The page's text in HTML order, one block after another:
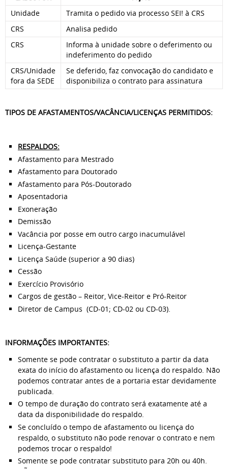
Unidade
Tramita o pedido via processo SEI! à CRS
CRS
Analisa pedido
CRS
Informa à unidade sobre o deferimento ou
indeferimento do pedido
CRS/Unidade
fora da SEDE
Se deferido, faz convocação do candidato e
disponibiliza o contrato para assinatura
TIPOS DE AFASTAMENTOS/VACÂNCIA/LICENÇAS PERMITIDOS:
RESPALDOS:
Afastamento para Mestrado
Afastamento para Doutorado
Afastamento para Pós-Doutorado
Aposentadoria
Exoneração
Demissão
Vacância por posse em outro cargo inacumulável
Licença-Gestante
Licença Saúde (superior a 90 dias)
Cessão
Exercício Provisório
Cargos de gestão – Reitor, Vice-Reitor e Pró-Reitor
Diretor de Campus (CD-01; CD-02 ou CD-03).
INFORMAÇÕES IMPORTANTES:
Somente se pode contratar o substituto a partir da data
exata do início do afastamento ou licença do respaldo. Não
podemos contratar antes de a portaria estar devidamente
publicada.
O tempo de duração do contrato será exatamente até a
data da disponibilidade do respaldo.
Se concluído o tempo de afastamento ou licença do
respaldo, o substituto não pode renovar o contrato e nem
podemos trocar o respaldo!
Somente se pode contratar substituto para 20h ou 40h.